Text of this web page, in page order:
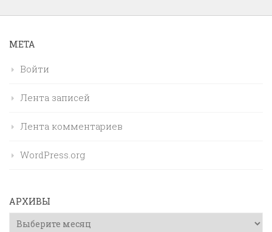
МЕТА
Войти
Лента записей
Лента комментариев
WordPress.org
АРХИВЫ
Архивы